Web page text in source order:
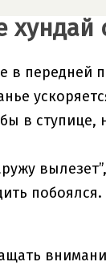
хундай
передней
в ступице,
побоялся.